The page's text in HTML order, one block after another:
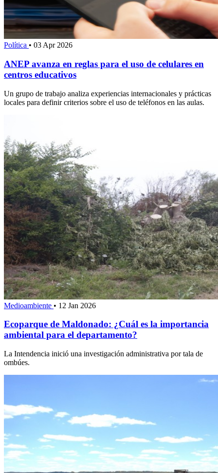
Política • 03 Apr 2026
ANEP avanza en reglas para el uso de celulares en
centros educativos
Un grupo de trabajo analiza experiencias internacionales y prácticas
locales para definir criterios sobre el uso de teléfonos en las aulas.
Medioambiente • 12 Jan 2026
Ecoparque de Maldonado: ¿Cuál es la importancia
ambiental para el departamento?
La Intendencia inició una investigación administrativa por tala de
ombúes.